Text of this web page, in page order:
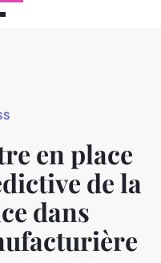
en place
de la
dans